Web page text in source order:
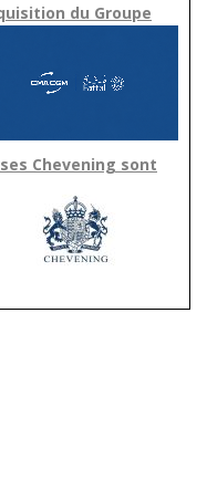
du Groupe
Chevening sont